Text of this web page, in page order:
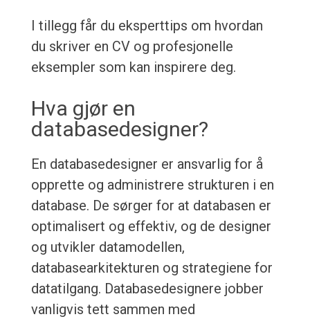
I tillegg får du eksperttips om hvordan
du skriver en CV og profesjonelle
eksempler som kan inspirere deg.
Hva gjør en
databasedesigner?
En databasedesigner er ansvarlig for å
opprette og administrere strukturen i en
database. De sørger for at databasen er
optimalisert og effektiv, og de designer
og utvikler datamodellen,
databasearkitekturen og strategiene for
datatilgang. Databasedesignere jobber
vanligvis tett sammen med